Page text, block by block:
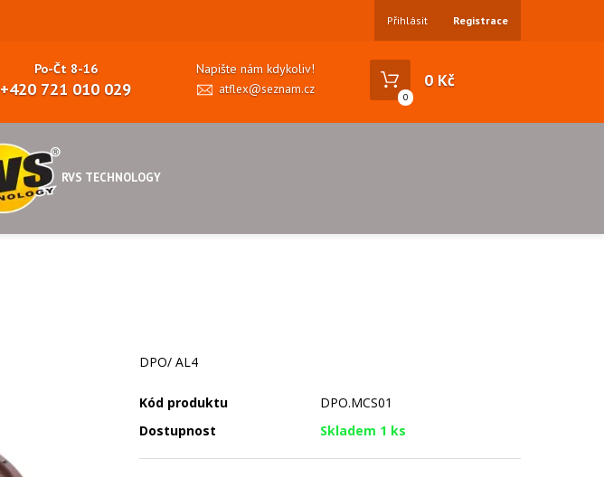
Přihlásit Registrace
Po-Čt 8-16
+420 721 010 029
Napište nám kdykoliv!
atflex@seznam.cz
0
0 Kč
RVS TECHNOLOGY
DPO/ AL4
Kód produktu
DPO.MCS01
Dostupnost
Skladem 1 ks